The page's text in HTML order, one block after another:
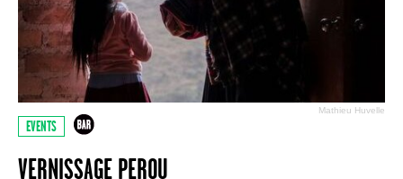
Mathieu Huvelle
EVENTS
VERNISSAGE PEROU